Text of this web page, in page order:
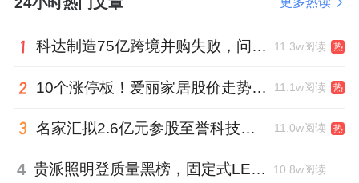
科达制造75亿跨境并购失败，问题出在哪一关？ 11.3w阅读 热
10个涨停板！爱丽家居股价走势有点狂 11.1w阅读 热
名家汇拟2.6亿元参股至誉科技，跨界布局工业级固态存储 11.0w阅读 热
4 贵派照明登质量黑榜，固定式LED灯具抽检不合格 10.8w阅读